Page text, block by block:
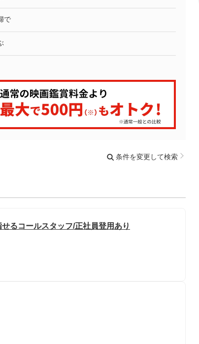
で
条件を変更して検索
るコールスタッフ/正社員登用あり